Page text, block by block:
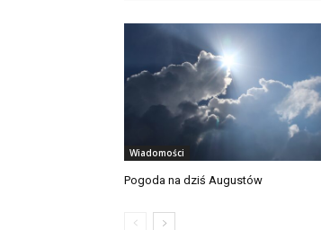
Wiadomości
Pogoda na dziś Augustów